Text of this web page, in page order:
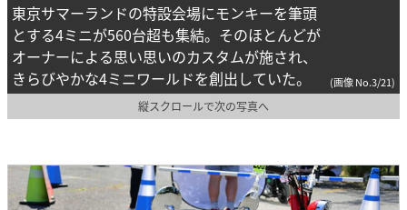
東京サマーランドの特設会場にモンキーを筆頭
とする4ミニが560台超も集結。そのほとんどが
オーナーによる思い思いのカスタムが施され、
きらびやかな4ミニワールドを創出していた。
(画像 No.3/21)
縦スクロールで次の写真へ